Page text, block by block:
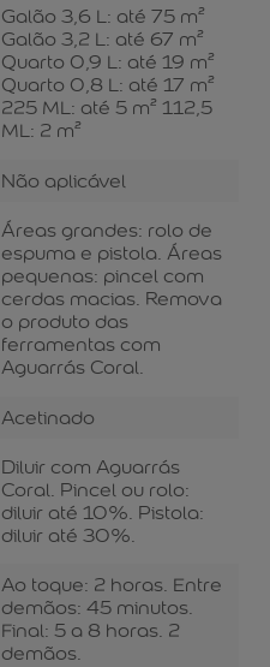
Galão 3,6 L: até 75 m²
Galão 3,2 L: até 67 m²
Quarto 0,9 L: até 19 m²
Quarto 0,8 L: até 17 m²
225 ML: até 5 m² 112,5
ML: 2 m²
Não aplicável
Áreas grandes: rolo de
espuma e pistola. Áreas
pequenas: pincel com
cerdas macias. Remova
o produto das
ferramentas com
Aguarrás Coral.
Acetinado
Diluir com Aguarrás
Coral. Pincel ou rolo:
diluir até 10%. Pistola:
diluir até 30%.
Ao toque: 2 horas. Entre
demãos: 45 minutos.
Final: 5 a 8 horas. 2
demãos.